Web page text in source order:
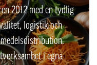
2012 med en tydlig
logistik och
i egna